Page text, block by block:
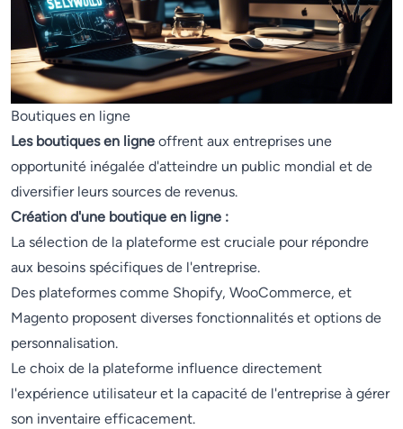
Boutiques en ligne
Les boutiques en ligne offrent aux entreprises une
opportunité inégalée d'atteindre un public mondial et de
diversifier leurs sources de revenus.
Création d'une boutique en ligne :
La sélection de la plateforme est cruciale pour répondre
aux besoins spécifiques de l'entreprise.
Des plateformes comme Shopify, WooCommerce, et
Magento proposent diverses fonctionnalités et options de
personnalisation.
Le choix de la plateforme influence directement
l'expérience utilisateur et la capacité de l'entreprise à gérer
son inventaire efficacement.